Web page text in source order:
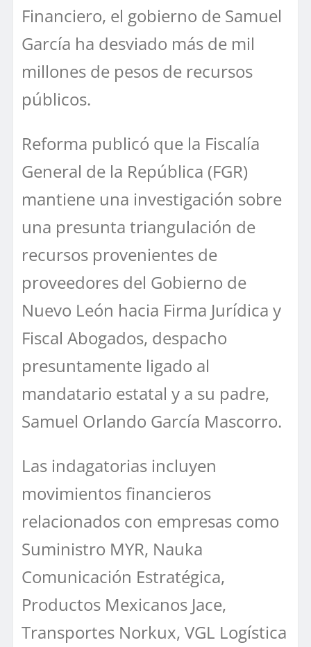
Financiero, el gobierno de Samuel
García ha desviado más de mil
millones de pesos de recursos
públicos.
Reforma publicó que la Fiscalía
General de la República (FGR)
mantiene una investigación sobre
una presunta triangulación de
recursos provenientes de
proveedores del Gobierno de
Nuevo León hacia Firma Jurídica y
Fiscal Abogados, despacho
presuntamente ligado al
mandatario estatal y a su padre,
Samuel Orlando García Mascorro.
Las indagatorias incluyen
movimientos financieros
relacionados con empresas como
Suministro MYR, Nauka
Comunicación Estratégica,
Productos Mexicanos Jace,
Transportes Norkux, VGL Logística